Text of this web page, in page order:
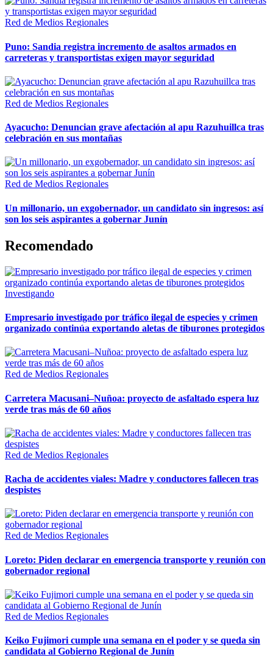
Red de Medios Regionales
Puno: Sandia registra incremento de asaltos armados en
carreteras y transportistas exigen mayor seguridad
Red de Medios Regionales
Ayacucho: Denuncian grave afectación al apu Razuhuillca tras
celebración en sus montañas
Red de Medios Regionales
Un millonario, un exgobernador, un candidato sin ingresos: así
son los seis aspirantes a gobernar Junín
Recomendado
Investigando
Empresario investigado por tráfico ilegal de especies y crimen
organizado continúa exportando aletas de tiburones protegidos
Red de Medios Regionales
Carretera Macusani–Nuñoa: proyecto de asfaltado espera luz
verde tras más de 60 años
Red de Medios Regionales
Racha de accidentes viales: Madre y conductores fallecen tras
despistes
Red de Medios Regionales
Loreto: Piden declarar en emergencia transporte y reunión con
gobernador regional
Red de Medios Regionales
Keiko Fujimori cumple una semana en el poder y se queda sin
candidata al Gobierno Regional de Junín